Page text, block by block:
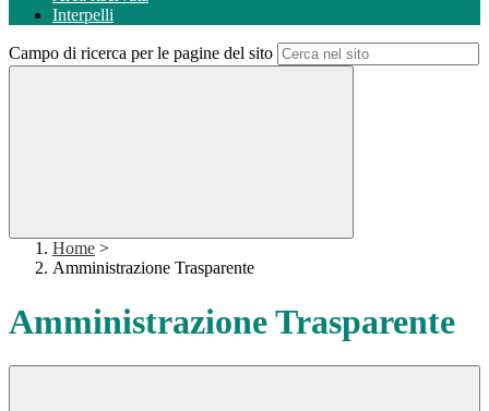
Interpelli
Campo di ricerca per le pagine del sito
Home >
Amministrazione Trasparente
Amministrazione Trasparente